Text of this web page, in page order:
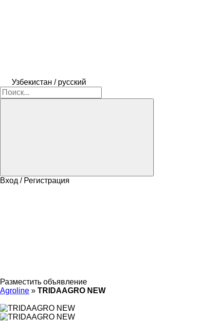
Узбекистан / русский
Вход / Регистрация
Разместить объявление
Agroline » TRIDAAGRO NEW